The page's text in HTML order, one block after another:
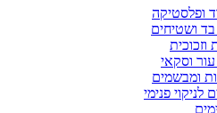
ופלסטיקה
בד ושטיחים
וזכוכית
עור וסקאי
ומבשמים
לניקוי פנימי